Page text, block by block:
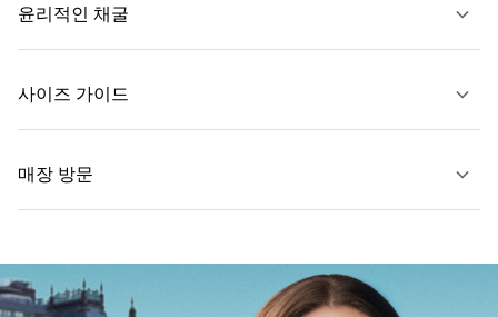
윤리적인 채굴
사이즈 가이드
자세히 보기
매장 방문
가까운 매장 찾기